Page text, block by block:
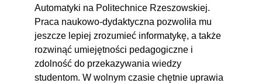
Automatyki na Politechnice Rzeszowskiej.
Praca naukowo-dydaktyczna pozwoliła mu
jeszcze lepiej zrozumieć informatykę, a także
rozwinąć umiejętności pedagogiczne i
zdolność do przekazywania wiedzy
studentom. W wolnym czasie chętnie uprawia